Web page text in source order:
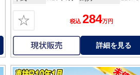
☆ 税込 284万円
詳細を見る